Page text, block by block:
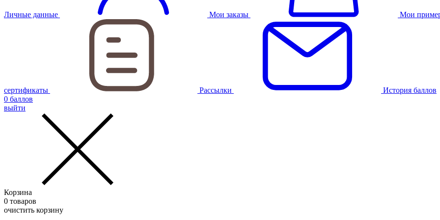
Личные данные Мои заказы Мои
сертификаты Рассылки
История баллов
0 баллов
выйти
Корзина
0 товаров
очистить корзину